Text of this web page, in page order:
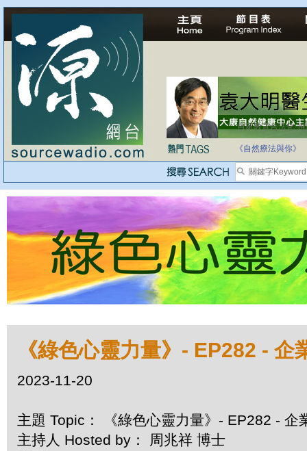
自家教育合法化-
《自然療法與你》
《綠色心靈力量》- EP282 -
2023-11-20
主題 Topic： 《綠色心靈力量》- EP282 - 企
主持人 Hosted by： 周兆祥 博士